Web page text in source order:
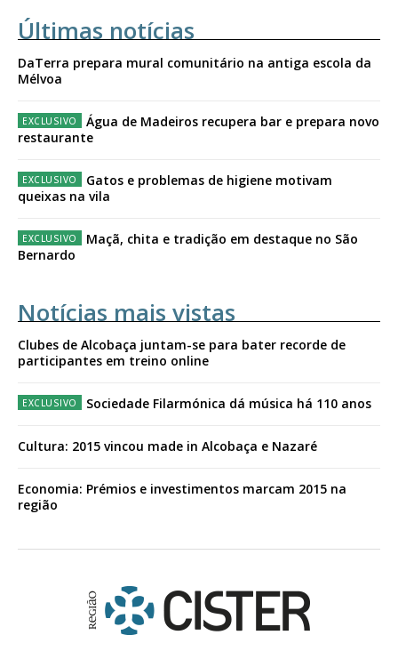
Últimas notícias
DaTerra prepara mural comunitário na antiga escola da
Mélvoa
Água de Madeiros recupera bar e prepara novo
restaurante
Gatos e problemas de higiene motivam
queixas na vila
Maçã, chita e tradição em destaque no São
Bernardo
Notícias mais vistas
Clubes de Alcobaça juntam-se para bater recorde de
participantes em treino online
Sociedade Filarmónica dá música há 110 anos
Cultura: 2015 vincou made in Alcobaça e Nazaré
Economia: Prémios e investimentos marcam 2015 na
região